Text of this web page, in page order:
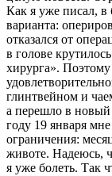
Как я уже писал, в
варианта:
отказался от
в голове
хирурга».
глинтвейном и
а перешло в
году 19 января
ограничения:
животе. Надеюсь,
я уже болеть. Так